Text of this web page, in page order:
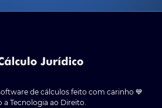
de cálculos feito com carinho 💙
a Tecnologia ao Direito.